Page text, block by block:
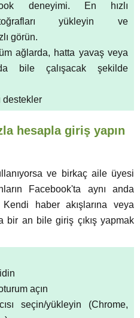
deneyimi. En hızlı
yükleyin ve
görün.
ağlarda, hatta yavaş veya
bile çalışacak şekilde
destekler
hesapla giriş yapın
ve birkaç aile üyesi
Facebook'ta aynı anda
haber akışlarına veya
bir an bile giriş çıkış yapmak
açın
seçin/yükleyin (Chrome,